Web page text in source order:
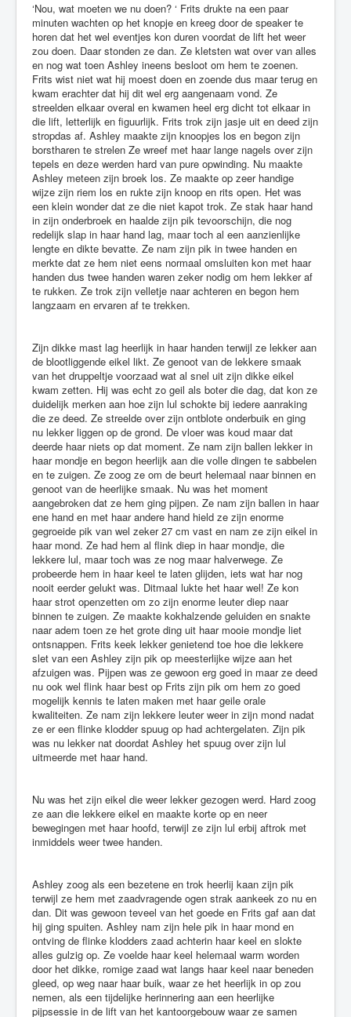
‘Nou, wat moeten we nu doen? ‘ Frits drukte na een paar
minuten wachten op het knopje en kreeg door de speaker te
horen dat het wel eventjes kon duren voordat de lift het weer
zou doen. Daar stonden ze dan. Ze kletsten wat over van alles
en nog wat toen Ashley ineens besloot om hem te zoenen.
Frits wist niet wat hij moest doen en zoende dus maar terug en
kwam erachter dat hij dit wel erg aangenaam vond. Ze
streelden elkaar overal en kwamen heel erg dicht tot elkaar in
die lift, letterlijk en figuurlijk. Frits trok zijn jasje uit en deed zijn
stropdas af. Ashley maakte zijn knoopjes los en begon zijn
borstharen te strelen Ze wreef met haar lange nagels over zijn
tepels en deze werden hard van pure opwinding. Nu maakte
Ashley meteen zijn broek los. Ze maakte op zeer handige
wijze zijn riem los en rukte zijn knoop en rits open. Het was
een klein wonder dat ze die niet kapot trok. Ze stak haar hand
in zijn onderbroek en haalde zijn pik tevoorschijn, die nog
redelijk slap in haar hand lag, maar toch al een aanzienlijke
lengte en dikte bevatte. Ze nam zijn pik in twee handen en
merkte dat ze hem niet eens normaal omsluiten kon met haar
handen dus twee handen waren zeker nodig om hem lekker af
te rukken. Ze trok zijn velletje naar achteren en begon hem
langzaam en ervaren af te trekken.
Zijn dikke mast lag heerlijk in haar handen terwijl ze lekker aan
de blootliggende eikel likt. Ze genoot van de lekkere smaak
van het druppeltje voorzaad wat al snel uit zijn dikke eikel
kwam zetten. Hij was echt zo geil als boter die dag, dat kon ze
duidelijk merken aan hoe zijn lul schokte bij iedere aanraking
die ze deed. Ze streelde over zijn ontblote onderbuik en ging
nu lekker liggen op de grond. De vloer was koud maar dat
deerde haar niets op dat moment. Ze nam zijn ballen lekker in
haar mondje en begon heerlijk aan die volle dingen te sabbelen
en te zuigen. Ze zoog ze om de beurt helemaal naar binnen en
genoot van de heerlijke smaak. Nu was het moment
aangebroken dat ze hem ging pijpen. Ze nam zijn ballen in haar
ene hand en met haar andere hand hield ze zijn enorme
gegroeide pik van wel zeker 27 cm vast en nam ze zijn eikel in
haar mond. Ze had hem al flink diep in haar mondje, die
lekkere lul, maar toch was ze nog maar halverwege. Ze
probeerde hem in haar keel te laten glijden, iets wat har nog
nooit eerder gelukt was. Ditmaal lukte het haar wel! Ze kon
haar strot openzetten om zo zijn enorme leuter diep naar
binnen te zuigen. Ze maakte kokhalzende geluiden en snakte
naar adem toen ze het grote ding uit haar mooie mondje liet
ontsnappen. Frits keek lekker genietend toe hoe die lekkere
slet van een Ashley zijn pik op meesterlijke wijze aan het
afzuigen was. Pijpen was ze gewoon erg goed in maar ze deed
nu ook wel flink haar best op Frits zijn pik om hem zo goed
mogelijk kennis te laten maken met haar geile orale
kwaliteiten. Ze nam zijn lekkere leuter weer in zijn mond nadat
ze er een flinke klodder spuug op had achtergelaten. Zijn pik
was nu lekker nat doordat Ashley het spuug over zijn lul
uitmeerde met haar hand.
Nu was het zijn eikel die weer lekker gezogen werd. Hard zoog
ze aan die lekkere eikel en maakte korte op en neer
bewegingen met haar hoofd, terwijl ze zijn lul erbij aftrok met
inmiddels weer twee handen.
Ashley zoog als een bezetene en trok heerlij kaan zijn pik
terwijl ze hem met zaadvragende ogen strak aankeek zo nu en
dan. Dit was gewoon teveel van het goede en Frits gaf aan dat
hij ging spuiten. Ashley nam zijn hele pik in haar mond en
ontving de flinke klodders zaad achterin haar keel en slokte
alles gulzig op. Ze voelde haar keel helemaal warm worden
door het dikke, romige zaad wat langs haar keel naar beneden
gleed, op weg naar haar buik, waar ze het heerlijk in op zou
nemen, als een tijdelijke herinnering aan een heerlijke
pijpsessie in de lift van het kantoorgebouw waar ze samen